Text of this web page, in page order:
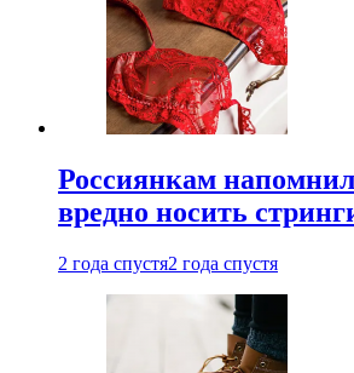
Россиянкам
вредно носить
2 года спустя2 года спустя